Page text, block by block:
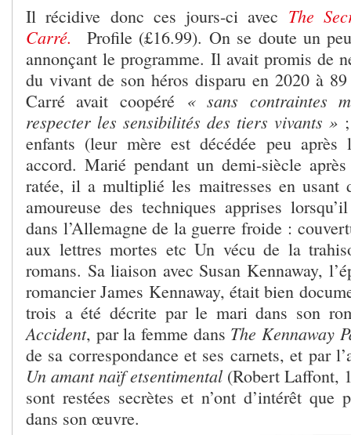
Il récidive donc ces jours-ci avec The
Carré.
Profile (£16.99). On se doute un
annonçant le programme. Il avait promis de
du vivant de son héros disparu en 2020 à
Carré avait coopéré « sans contraintes
respecter les sensibilités des tiers vivants »
enfants (leur mère est décédée peu
accord. Marié pendant un demi-siècle
ratée, il a multiplié les maitresses en usant
amoureuse des techniques apprises
dans l’Allemagne de la guerre froide :
aux lettres mortes etc Un vécu de la
romans. Sa liaison avec Susan Kennaway,
romancier James Kennaway, était bien
trois a été décrite par le mari dans son
Accident, par la femme dans The Kennaway
de sa correspondance et ses carnets, et par
Un amant naïf etsentimental (Robert Laffont,
sont restées secrètes et n’ont d’intérêt que
dans son œuvre.